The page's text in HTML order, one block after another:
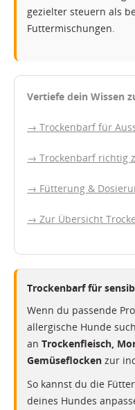
gezielter steuern als
Futtermischungen.
Vertiefe dein Wissen
→ Trockenbarf für
→ Trockenbarf richtig
→ Fütterung &
→ Zur Übersicht
Trockenbarf für
Wenn du passende
allergische Hunde
an Trockenfleisch,
Gemüseflocken zur
So kannst du die
deines Hundes